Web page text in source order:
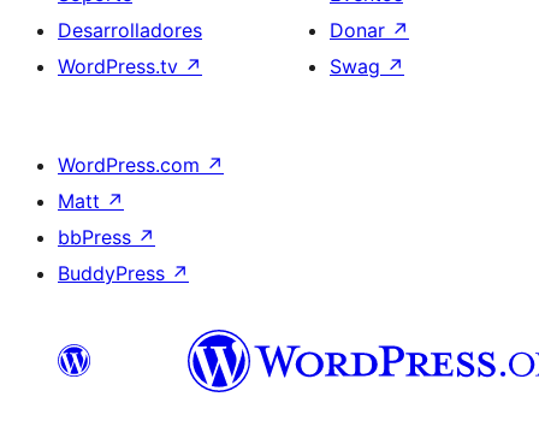
Desarrolladores
WordPress.tv ↗
Donar ↗
Swag ↗
WordPress.com ↗
Matt ↗
bbPress ↗
BuddyPress ↗